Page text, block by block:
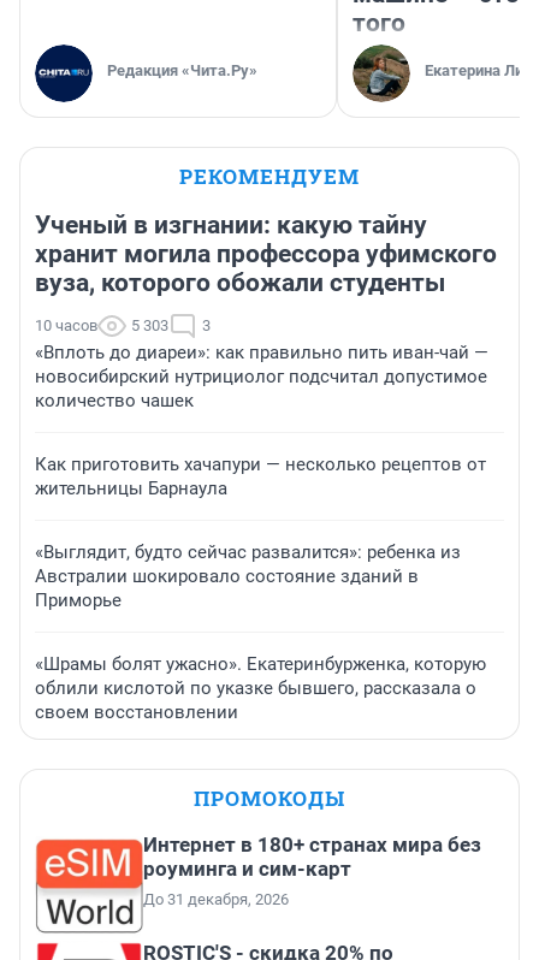
Редакция «Чита.Ру»
того
Екатерина
РЕКОМЕНДУЕМ
Ученый в изгнании: какую тайну
хранит могила профессора уфимского
вуза, которого обожали студенты
10 часов 5 303 3
«Вплоть до диареи»: как правильно пить иван-чай —
новосибирский нутрициолог подсчитал допустимое
количество чашек
Как приготовить хачапури — несколько рецептов от
жительницы Барнаула
«Выглядит, будто сейчас развалится»: ребенка из
Австралии шокировало состояние зданий в
Приморье
«Шрамы болят ужасно». Екатеринбурженка, которую
облили кислотой по указке бывшего, рассказала о
своем восстановлении
ПРОМОКОДЫ
Интернет в 180+ странах мира без
роуминга и сим-карт
До 31 декабря, 2026
ROSTIC'S - скидка 20% по